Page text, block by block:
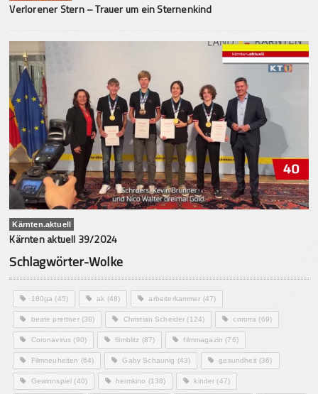
Verlorener Stern – Trauer um ein Sternenkind
Kärnten.aktuell
Kärnten aktuell 39/2024
Schlagwörter-Wolke
180ga (45) ak (48) arbeiterkammer (47)
beate prettner(38) Christian Scheider (124) corona (69)
Coronavirus (90) filmblitz (87) filmmagazin (76)
Filmneuheiten (64) Gaby Schaunig (43) gesundheit(36)
Gewinnspiel (40) heimkino (138) kinder (47)